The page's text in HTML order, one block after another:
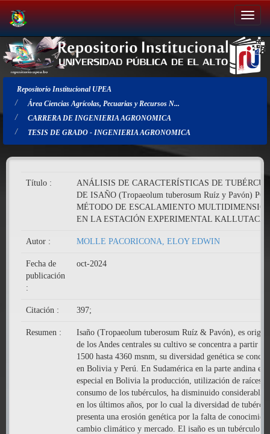
Salir
de
la
navegación
Repositorio Institucional UPEA
Área Ciencias Agrícolas, Pecuarias y Recursos N...
CARRERA DE INGENIERIA AGRONOMICA
TESIS DE GRADO - INGENIERIA AGRONOMICA
Título :
ANÁLISIS DE CARACTERÍSTICAS DE
DE ISAÑO (Tropaeolum tuberosum Ruíz y Pavón)
MÉTODO DE ESCALAMIENTO
EN LA ESTACIÓN EXPERIMENTAL KALLUTACA
Autor : MOLLE PACORICONA, ELOY EDWIN
Fecha de
publicación
:
oct-2024
Citación : 397;
Resumen :
Isaño (Tropaeolum tuberosum Ruíz & Pavón), es
de los Andes centrales su cultivo se concentra a partir de
1500 hasta 4360 msnm, su diversidad genética se
en Bolivia y Perú. En Sudamérica en la parte andina en
especial en Bolivia la producción, utilización de raíces y
consumo de los tubérculos, ha disminuido
en los últimos años, por lo cual la diversidad de
presenta una erosión genética por la falta de
cambio climático y mercado. El isaño es un tubérculo